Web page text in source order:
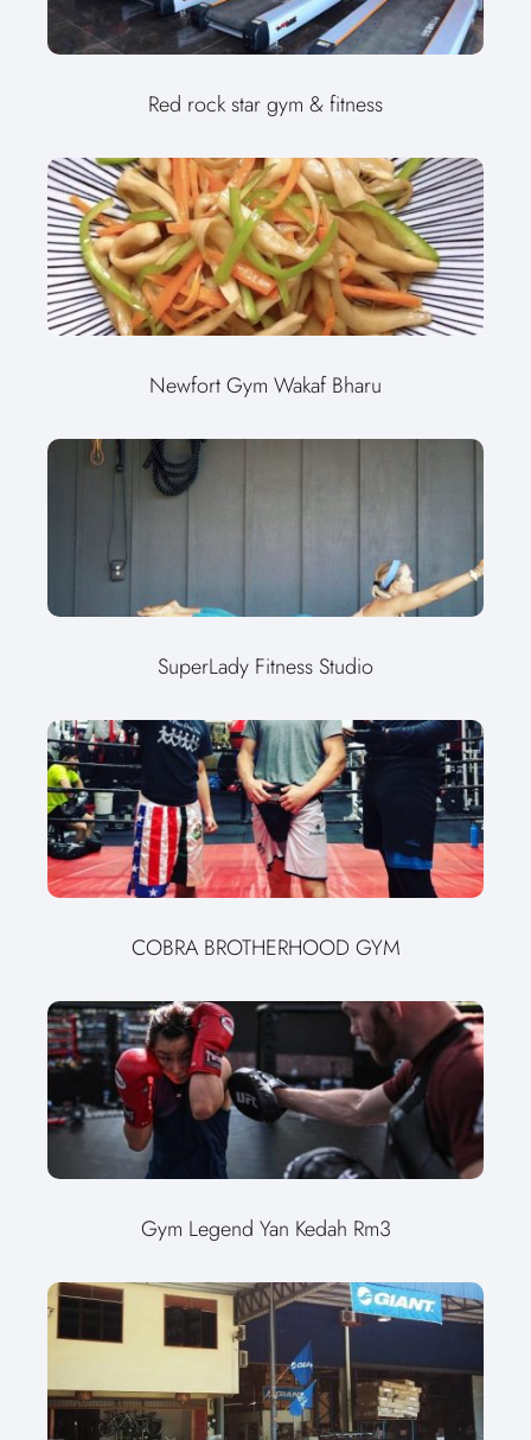
Red rock star gym & fitness
Newfort Gym Wakaf Bharu
SuperLady Fitness Studio
COBRA BROTHERHOOD GYM
Gym Legend Yan Kedah Rm3